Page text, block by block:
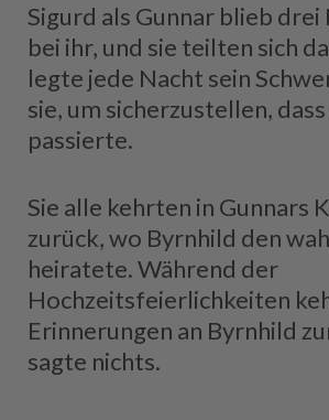
Sigurd als Gunnar blieb drei
bei ihr, und sie teilten sich
legte jede Nacht sein
sie, um sicherzustellen,
passierte.
Sie alle kehrten in Gunnars
zurück, wo Byrnhild den
heiratete. Während der
Hochzeitsfeierlichkeiten
Erinnerungen an Byrnhild
sagte nichts.